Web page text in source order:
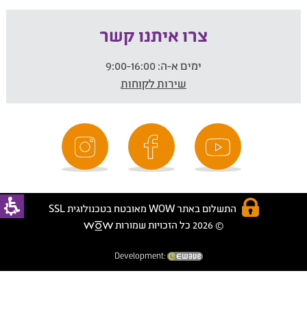
צרו איתנו קשר
ימים א-ה:
שירות לקוחות
התשלום באתר WOW מאובטח בטכנולוגית SSL
© 2026 כל הזכויות שמורות
Development: